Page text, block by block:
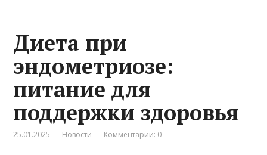
Диета при
эндометриозе:
питание для
поддержки здоровья
25.01.2025 Новости Комментарии: 0